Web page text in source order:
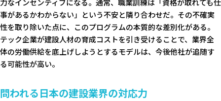
力なインセンティブになる。通常、職業訓練は「資格が取れても仕
事があるかわからない」という不安と隣り合わせだ。その不確実
性を取り除いた点に、このプログラムの本質的な差別化がある。
テック企業が建設人材の育成コストを引き受けることで、業界全
体の労働供給を底上げしようとするモデルは、今後他社が追随す
る可能性が高い。
問われる日本の建設業界の対応力